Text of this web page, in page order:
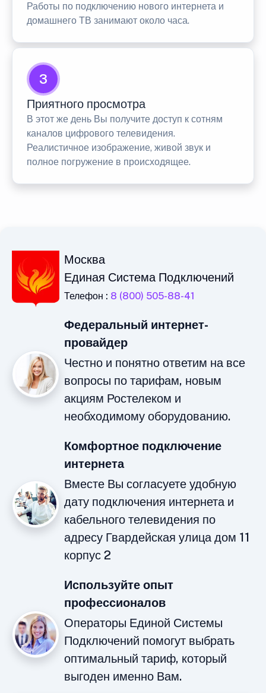
Работы по подключению нового интернета и
домашнего ТВ занимают около часа.
3
Приятного просмотра
В этот же день Вы получите доступ к сотням
каналов цифрового телевидения.
Реалистичное изображение, живой звук и
полное погружение в происходящее.
Москва
Единая Система Подключений
Телефон : 8 (800) 505-88-41
Федеральный интернет-
провайдер
Честно и понятно ответим на все
вопросы по тарифам, новым
акциям Ростелеком и
необходимому оборудованию.
Комфортное подключение
интернета
Вместе Вы согласуете удобную
дату подключения интернета и
кабельного телевидения по
адресу Гвардейская улица дом 11
корпус 2
Используйте опыт
профессионалов
Операторы Единой Системы
Подключений помогут выбрать
оптимальный тариф, который
выгоден именно Вам.